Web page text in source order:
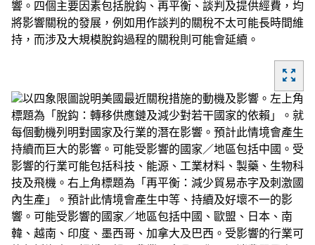
響。四個主要因素包括脫鈎、再平衡、談判及提供經費，均
將影響關稅的發展，例如用作談判的關稅不太可能長時間維
持，而涉及大規模脫鈎過程的關稅則可能會延續。
zoom_out_map